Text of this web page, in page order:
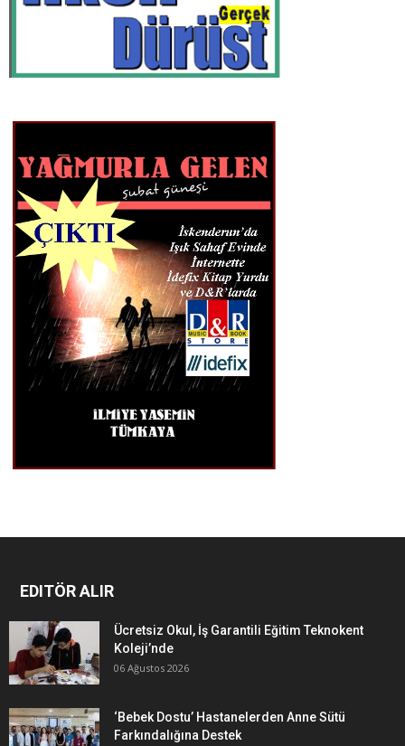
EDITÖR ALIR
Ücretsiz Okul, İş Garantili Eğitim Teknokent
Koleji’nde
06 Ağustos 2026
‘Bebek Dostu’ Hastanelerden Anne Sütü
Farkındalığına Destek